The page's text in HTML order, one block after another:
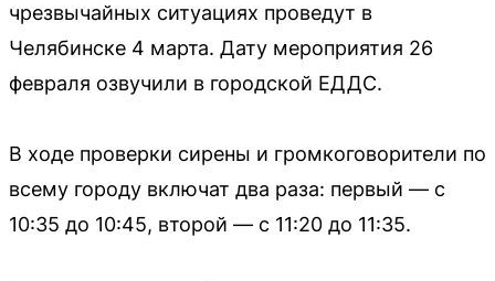
чрезвычайных ситуациях проведут в
Челябинске 4 марта. Дату мероприятия 26
февраля озвучили в городской ЕДДС.
В ходе проверки сирены и громкоговорители по
всему городу включат два раза: первый — с
10:35 до 10:45, второй — с 11:20 до 11:35.